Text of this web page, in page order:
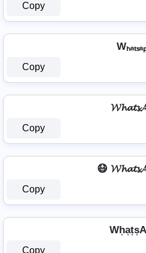
Copy
Copy
Copy
😷
Copy
Copy